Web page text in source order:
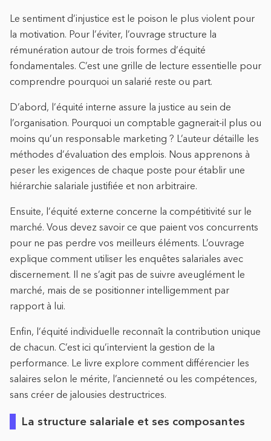
Le sentiment d’injustice est le poison le plus violent pour
la motivation. Pour l’éviter, l’ouvrage structure la
rémunération autour de trois formes d’équité
fondamentales. C’est une grille de lecture essentielle pour
comprendre pourquoi un salarié reste ou part.
D’abord, l’équité interne assure la justice au sein de
l’organisation. Pourquoi un comptable gagnerait-il plus ou
moins qu’un responsable marketing ? L’auteur détaille les
méthodes d’évaluation des emplois. Nous apprenons à
peser les exigences de chaque poste pour établir une
hiérarchie salariale justifiée et non arbitraire.
Ensuite, l’équité externe concerne la compétitivité sur le
marché. Vous devez savoir ce que paient vos concurrents
pour ne pas perdre vos meilleurs éléments. L’ouvrage
explique comment utiliser les enquêtes salariales avec
discernement. Il ne s’agit pas de suivre aveuglément le
marché, mais de se positionner intelligemment par
rapport à lui.
Enfin, l’équité individuelle reconnaît la contribution unique
de chacun. C’est ici qu’intervient la gestion de la
performance. Le livre explore comment différencier les
salaires selon le mérite, l’ancienneté ou les compétences,
sans créer de jalousies destructrices.
La structure salariale et ses composantes